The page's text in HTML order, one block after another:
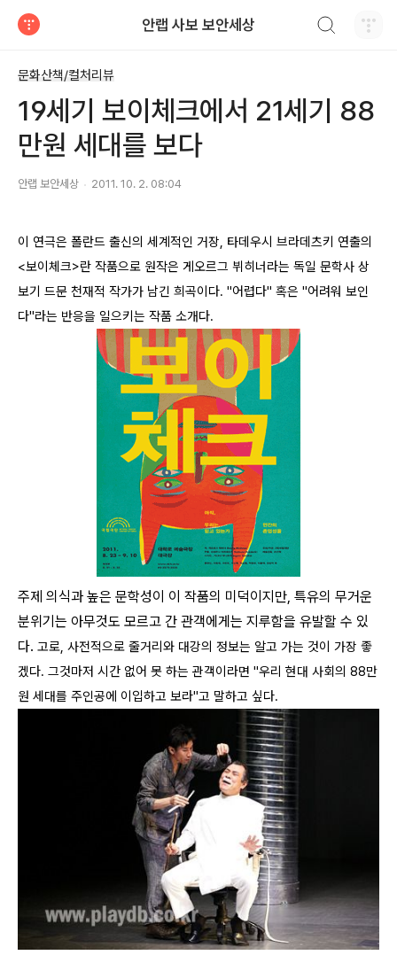
안랩 사보 보안세상
문화산책/컬처리뷰
19세기 보이체크에서 21세기 88
만원 세대를 보다
안랩 보안세상 2011. 10. 2. 08:04
이 연극은 폴란드 출신의 세계적인 거장, 타데우시 브라데츠키 연출의
<보이체크>란 작품으로 원작은 게오르그 뷔히너라는 독일 문학사 상
보기 드문 천재적 작가가 남긴 희곡이다. "어렵다" 혹은 "어려워 보인
다"라는 반응을 일으키는 작품 소개다.
주제 의식과 높은 문학성이 이 작품의 미덕이지만, 특유의 무거운
분위기는 아무것도 모르고 간 관객에게는 지루함을 유발할 수 있
다. 고로, 사전적으로 줄거리와 대강의 정보는 알고 가는 것이 가장 좋
겠다. 그것마저 시간 없어 못 하는 관객이라면 "우리 현대 사회의 88만
원 세대를 주인공에 이입하고 보라"고 말하고 싶다.